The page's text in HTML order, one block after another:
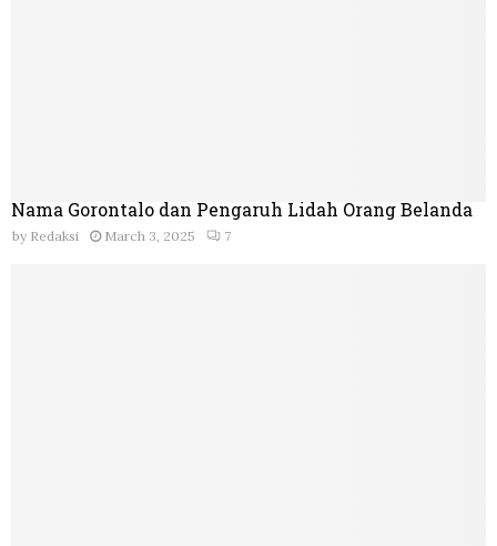
Nama Gorontalo dan Pengaruh Lidah Orang Belanda
by Redaksi March 3, 2025 7